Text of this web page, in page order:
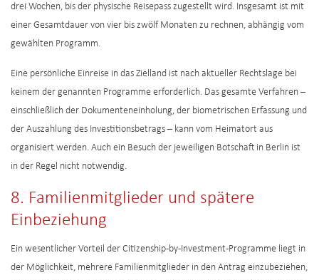
drei Wochen, bis der physische Reisepass zugestellt wird. Insgesamt ist mit
einer Gesamtdauer von vier bis zwölf Monaten zu rechnen, abhängig vom
gewählten Programm.
Eine persönliche Einreise in das Zielland ist nach aktueller Rechtslage bei
keinem der genannten Programme erforderlich. Das gesamte Verfahren –
einschließlich der Dokumenteneinholung, der biometrischen Erfassung und
der Auszahlung des Investitionsbetrags – kann vom Heimatort aus
organisiert werden. Auch ein Besuch der jeweiligen Botschaft in Berlin ist
in der Regel nicht notwendig.
8. Familienmitglieder und spätere
Einbeziehung
Ein wesentlicher Vorteil der Citizenship-by-Investment-Programme liegt in
der Möglichkeit, mehrere Familienmitglieder in den Antrag einzubeziehen,